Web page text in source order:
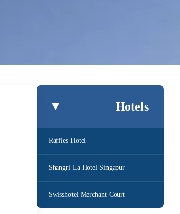
Hotels
Raffles Hotel
Shangri La Hotel Singapur
Swisshotel Merchant Court